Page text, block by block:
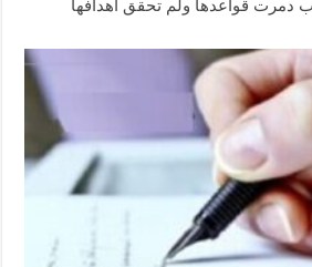
دمرت قواعدها ولم تحقق اهدافها